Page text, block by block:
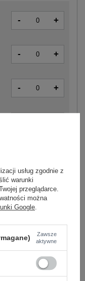
- +
- +
- +
- +
usług zgodnie z
warunki
przeglądarce.
można
Google
Zawsze
aktywne